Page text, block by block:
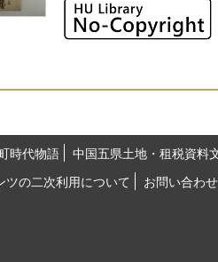
時代物語
中国五県土地・租税資料
ツの二次利用について
お問い合わせ